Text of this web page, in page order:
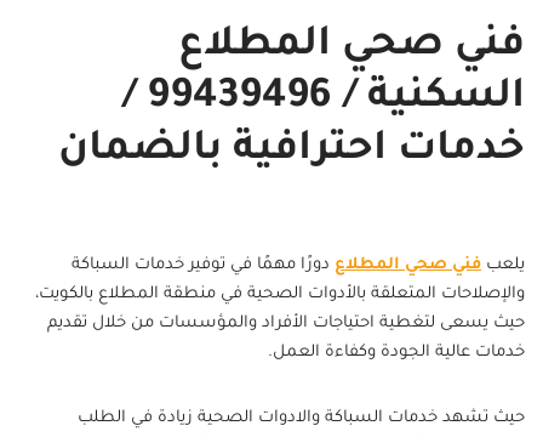
فني صحي المطلاع
السكنية / 99439496 /
خدمات احترافية بالضمان
يلعب فني صحي المطلاع دورًا مهمًا في توفير خدمات السباكة
والإصلاحات المتعلقة بالأدوات الصحية في منطقة المطلاع بالكويت،
حيث يسعى لتغطية احتياجات الأفراد والمؤسسات من خلال تقديم
خدمات عالية الجودة وكفاءة العمل.
حيث تشهد خدمات السباكة والادوات الصحية زيادة في الطلب